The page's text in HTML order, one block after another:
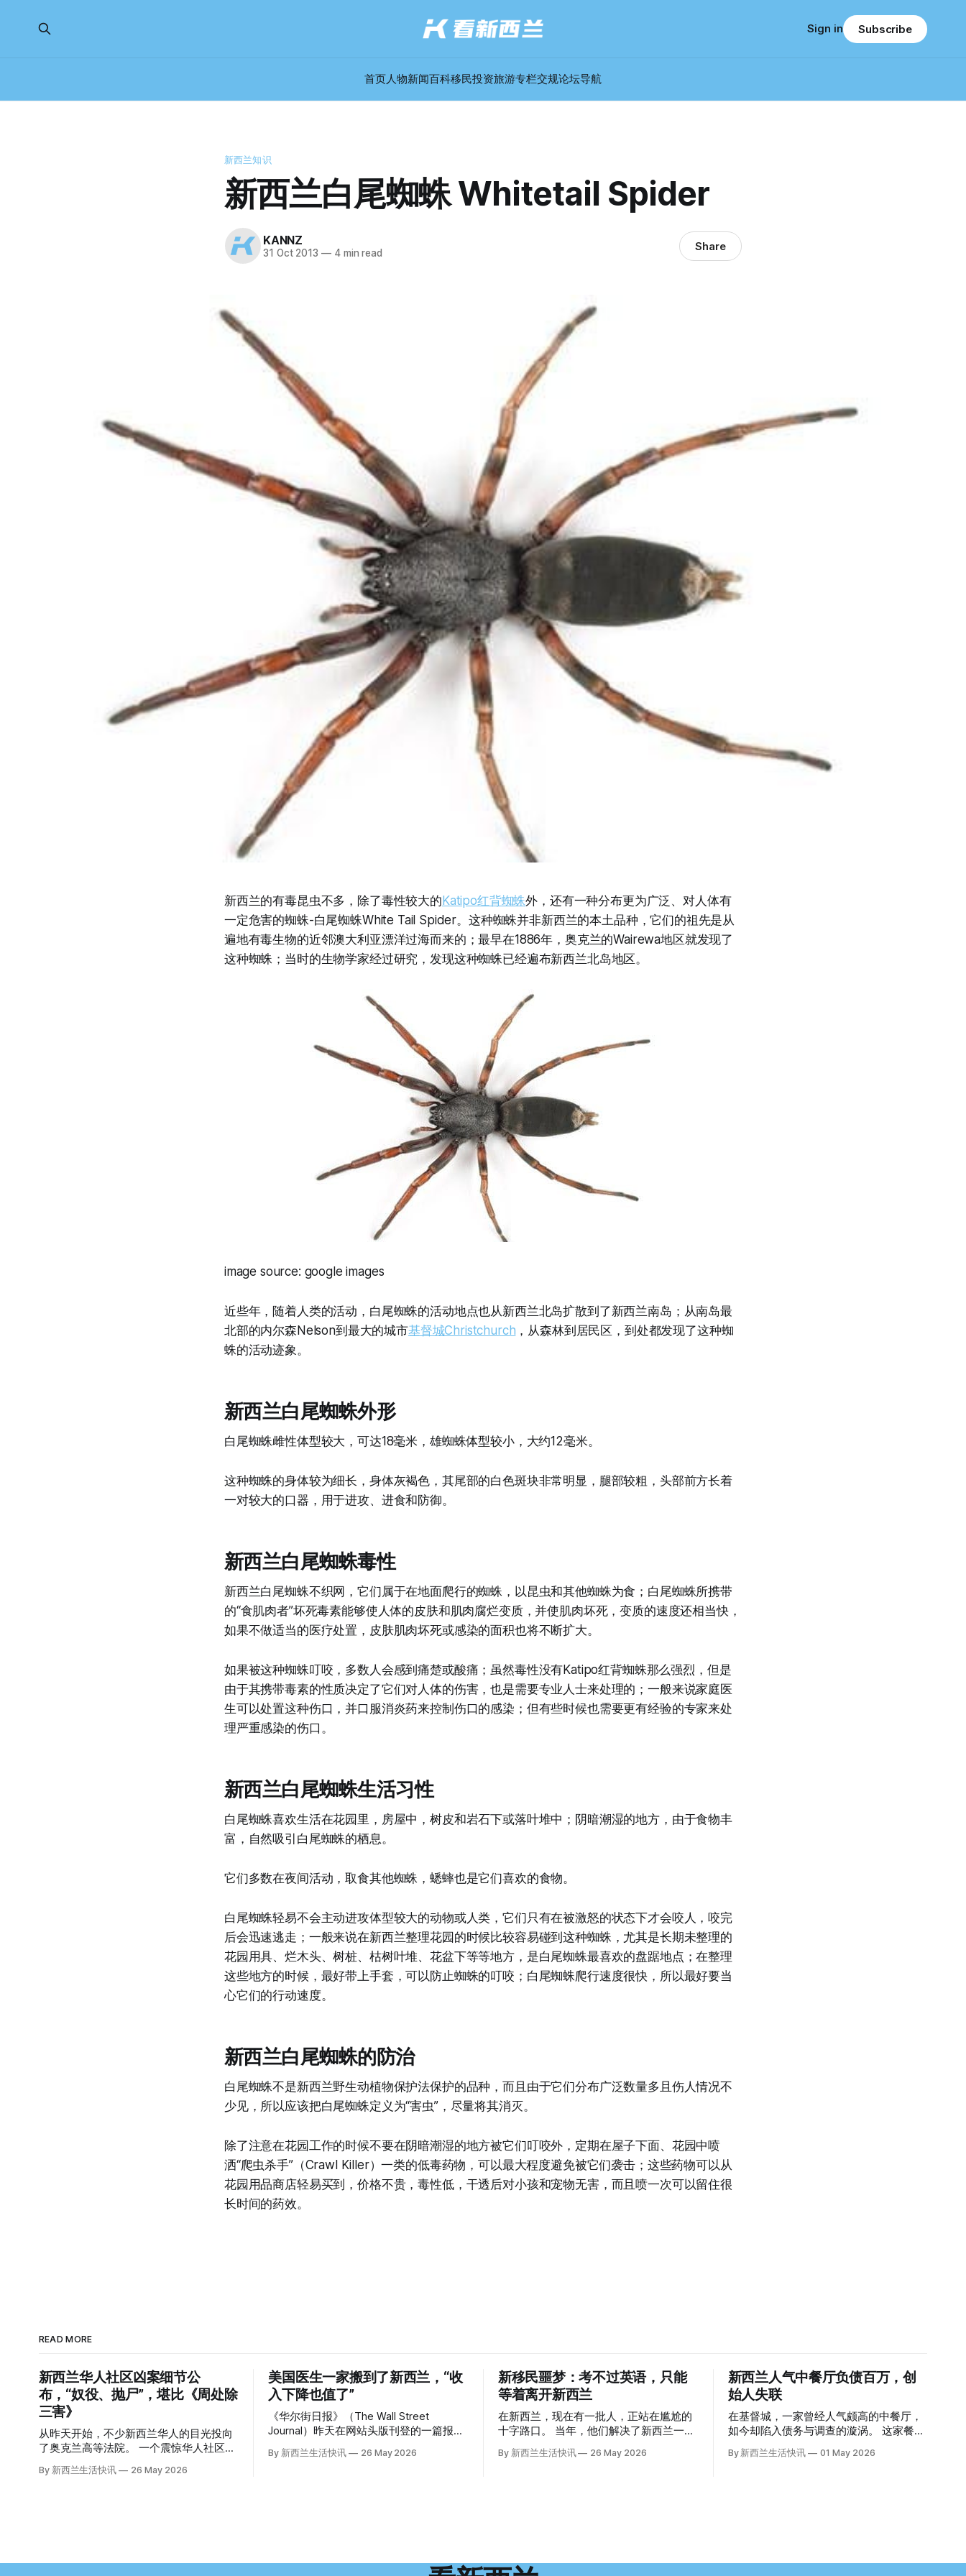
首页人物新闻百科移民投资旅游专栏交规论坛导航
Sign in Subscribe
新西兰知识
新西兰白尾蜘蛛 Whitetail Spider
KANNZ
31 Oct 2013 —4 min read Share
新西兰的有毒昆虫不多，除了毒性较大的 Katipo红背蜘蛛外，还有一种分布更为广泛、对人体有
一定危害的蜘蛛-白尾蜘蛛White Tail Spider。这种蜘蛛并非新西兰的本土品种，它们的祖先是从
遍地有毒生物的近邻澳大利亚漂洋过海而来的；最早在1886年，奥克兰的Wairewa地区就发现了
这种蜘蛛；当时的生物学家经过研究，发现这种蜘蛛已经遍布新西兰北岛地区。
image source: google images
近些年，随着人类的活动，白尾蜘蛛的活动地点也从新西兰北岛扩散到了新西兰南岛；从南岛最
北部的内尔森Nelson到最大的城市基督城Christchurch ，从森林到居民区，到处都发现了这种蜘
蛛的活动迹象。
新西兰白尾蜘蛛外形
白尾蜘蛛雌性体型较大，可达18毫米，雄蜘蛛体型较小，大约12毫米。
这种蜘蛛的身体较为细长，身体灰褐色，其尾部的白色斑块非常明显，腿部较粗，头部前方长着
一对较大的口器，用于进攻、进食和防御。
新西兰白尾蜘蛛毒性
新西兰白尾蜘蛛不织网，它们属于在地面爬行的蜘蛛，以昆虫和其他蜘蛛为食；白尾蜘蛛所携带
的“食肌肉者”坏死毒素能够使人体的皮肤和肌肉腐烂变质，并使肌肉坏死，变质的速度还相当快，
如果不做适当的医疗处置，皮肤肌肉坏死或感染的面积也将不断扩大。
如果被这种蜘蛛叮咬，多数人会感到痛楚或酸痛；虽然毒性没有Katipo红背蜘蛛那么强烈，但是
由于其携带毒素的性质决定了它们对人体的伤害，也是需要专业人士来处理的；一般来说家庭医
生可以处置这种伤口，并口服消炎药来控制伤口的感染；但有些时候也需要更有经验的专家来处
理严重感染的伤口。
新西兰白尾蜘蛛生活习性
白尾蜘蛛喜欢生活在花园里，房屋中，树皮和岩石下或落叶堆中；阴暗潮湿的地方，由于食物丰
富，自然吸引白尾蜘蛛的栖息。
它们多数在夜间活动，取食其他蜘蛛，蟋蟀也是它们喜欢的食物。
白尾蜘蛛轻易不会主动进攻体型较大的动物或人类，它们只有在被激怒的状态下才会咬人，咬完
后会迅速逃走；一般来说在新西兰整理花园的时候比较容易碰到这种蜘蛛，尤其是长期未整理的
花园用具、烂木头、树桩、枯树叶堆、花盆下等等地方，是白尾蜘蛛最喜欢的盘踞地点；在整理
这些地方的时候，最好带上手套，可以防止蜘蛛的叮咬；白尾蜘蛛爬行速度很快，所以最好要当
心它们的行动速度。
新西兰白尾蜘蛛的防治
白尾蜘蛛不是新西兰野生动植物保护法保护的品种，而且由于它们分布广泛数量多且伤人情况不
少见，所以应该把白尾蜘蛛定义为“害虫”，尽量将其消灭。
除了注意在花园工作的时候不要在阴暗潮湿的地方被它们叮咬外，定期在屋子下面、花园中喷
洒“爬虫杀手”（Crawl Killer）一类的低毒药物，可以最大程度避免被它们袭击；这些药物可以从
花园用品商店轻易买到，价格不贵，毒性低，干透后对小孩和宠物无害，而且喷一次可以留住很
长时间的药效。
READ MORE
新西兰华人社区凶案细节公
布，“奴役、抛尸”，堪比《周处除
三害》
从昨天开始，不少新西兰华人的目光投向
了奥克兰高等法院。 一个震惊华人社区的
悬案，正在审理。 涉案的四位华人被告，
站在了法庭，被控与一位70岁中国女人的
一堆衣服。 再扒开衣服，他看到了一只
By 新西兰生活快讯 26 May 2026
美国医生一家搬到了新西兰，“收
入下降也值了”
《华尔街日报》（The Wall Street
Journal）昨天在网站头版刊登的一篇报
道，这篇报道也立即引发了新西兰小城民
众的兴趣： “精疲力尽的美国医生，正在
无力支付医疗费用的忧虑，种种压力交
By 新西兰生活快讯 26 May 2026
新移民噩梦：考不过英语，只能
等着离开新西兰
在新西兰，现在有一批人，正站在尴尬的
十字路口。 当年，他们解决了新西兰一个
行业的用工危机，如今可能因为英语考
试，不得不在几年内离开这个国家。 一位
请。 “我听说这里气候好，工作和生活更
By 新西兰生活快讯 26 May 2026
新西兰人气中餐厅负债百万，创
始人失联
在基督城，一家曾经人气颇高的中餐厅，
如今却陷入债务与调查的漩涡。 这家餐厅
正是位于Lincoln Rd的Maxine’s Palace。
其背后的公司已进入清算程序，债务总额
拥有约8.8万纽币车辆资产，活期账户透支
By 新西兰生活快讯 01 May 2026